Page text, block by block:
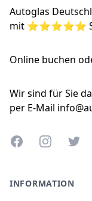
Autoglas
mit ⭐⭐⭐⭐⭐
Online buchen
Wir sind für Sie
per E-Mail
FacebookInstagram
INFORMATION